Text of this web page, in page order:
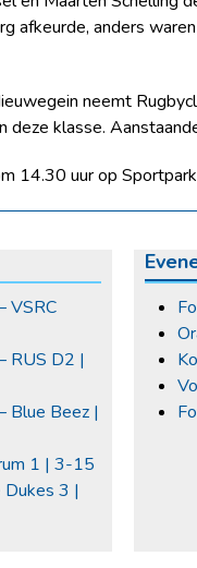
afkeurde, anders
neemt
klasse.
14.30 uur op
VSRC
RUS D2 |
Blue Beez |
1 | 3-15
3 |